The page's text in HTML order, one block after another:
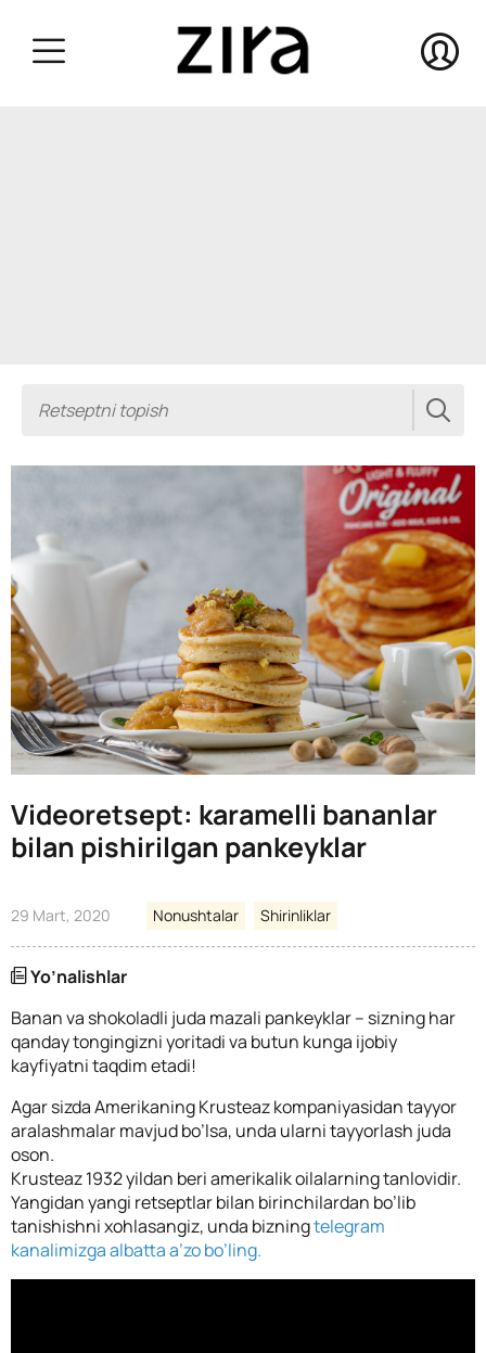
Videoretsept: karamelli bananlar
bilan pishirilgan pankeyklar
29 Mart, 2020 Nonushtalar Shirinliklar
Yo’nalishlar
Banan va shokoladli juda mazali pankeyklar – sizning har
qanday tongingizni yoritadi va butun kunga ijobiy
kayfiyatni taqdim etadi!
Agar sizda Amerikaning Krusteaz kompaniyasidan tayyor
aralashmalar mavjud bo’lsa, unda ularni tayyorlash juda
oson.
Krusteaz 1932 yildan beri amerikalik oilalarning tanlovidir.
Yangidan yangi retseptlar bilan birinchilardan bo’lib
tanishishni xohlasangiz, unda bizningtelegram
kanalimizga albatta a’zo bo’ling.